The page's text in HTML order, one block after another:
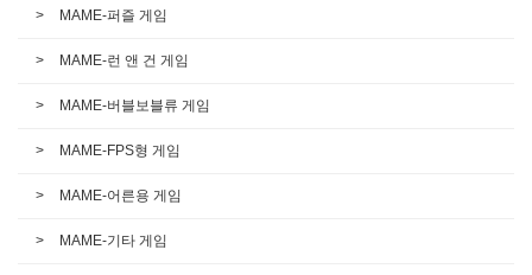
MAME-퍼즐 게임
MAME-런 앤 건 게임
MAME-버블보블류 게임
MAME-FPS형 게임
MAME-어른용 게임
MAME-기타 게임